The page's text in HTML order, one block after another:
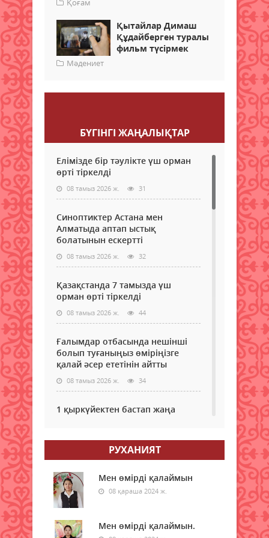
Қоғам
Қытайлар Димаш
Құдайберген туралы
фильм түсірмек
Мәдениет
БҮГІНГI ЖАҢАЛЫҚТАР
Елімізде бір тәулікте үш орман
өрті тіркелді
08 тамыз 2026 ж. 31
Синоптиктер Астана мен
Алматыда аптап ыстық
болатынын ескертті
08 тамыз 2026 ж. 32
Қазақстанда 7 тамызда үш
орман өрті тіркелді
08 тамыз 2026 ж. 44
Ғалымдар отбасында нешінші
болып туғаныңыз өміріңізге
қалай әсер ететінін айтты
08 тамыз 2026 ж. 34
1 қыркүйектен бастап жаңа
салынады?
08 тамыз 2026 ж. 36
Гранттан қағылған
талапкерлерге тағы бір
мүмкіндік: 4 мыңнан астам грант
бар
РУХАНИЯТ
Мен өмірді қалаймын
08 қараша 2024 ж.
Мен өмірді қалаймын.